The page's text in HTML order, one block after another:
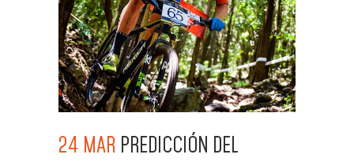
24 MAR PREDICCIÓN DEL